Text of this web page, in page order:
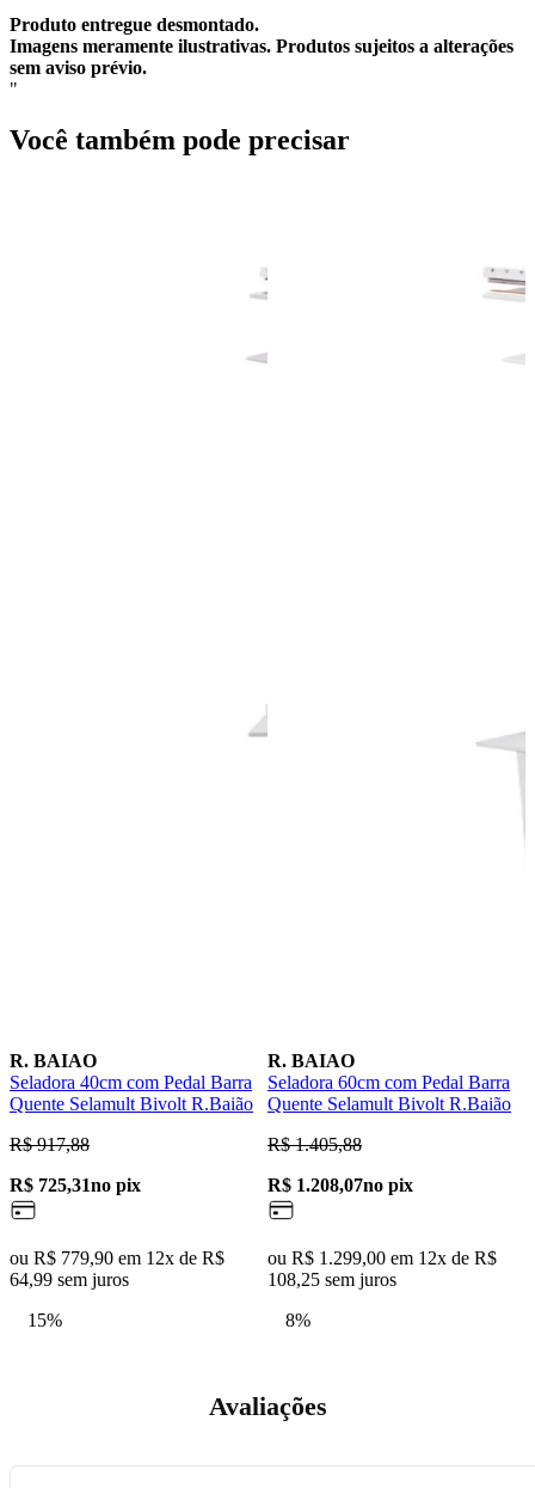
Produto entregue desmontado.
Imagens meramente ilustrativas. Produtos sujeitos a alterações
sem aviso prévio.
"
Você também pode precisar
R. BAIAO
Seladora 40cm com Pedal Barra
Quente Selamult Bivolt R.Baião
R$ 917,88
R$ 725,31no pix
ou R$ 779,90 em 12x de R$
64,99 sem juros
15%
R. BAIAO
Seladora 60cm com Pedal Barra
Quente Selamult Bivolt R.Baião
R$ 1.405,88
R$ 1.208,07no pix
ou R$ 1.299,00 em 12x de R$
108,25 sem juros
8%
Avaliações